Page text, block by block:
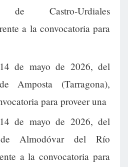
de Castro-Urdiales
a la convocatoria para
de mayo de 2026, del
Amposta (Tarragona),
para proveer una
de mayo de 2026, del
de Almodóvar del Río
a la convocatoria para